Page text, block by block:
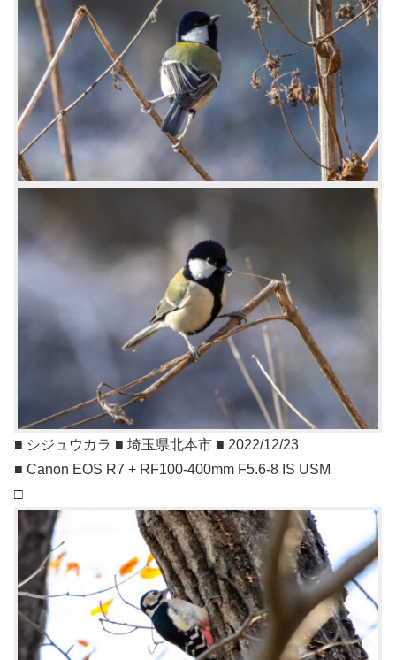
■ シジュウカラ ■ 埼玉県北本市 ■ 2022/12/23
■ Canon EOS R7 + RF100-400mm F5.6-8 IS USM
□